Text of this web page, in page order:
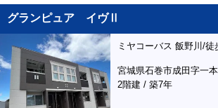
グランピュア イヴⅡ
ミヤコーバス 飯野川/徒
宮城県石巻市成田字一
2階建 / 築7年